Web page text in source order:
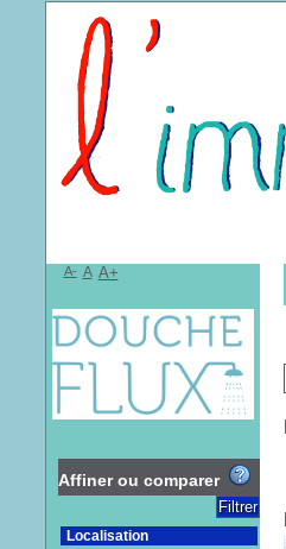
A- A A+
Affiner ou comparer
Localisation